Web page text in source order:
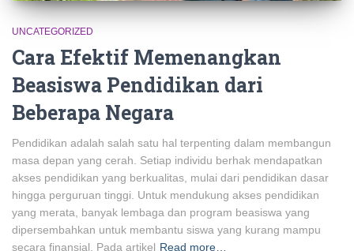
UNCATEGORIZED
Cara Efektif Memenangkan
Beasiswa Pendidikan dari
Beberapa Negara
Pendidikan adalah salah satu hal terpenting dalam membangun
masa depan yang cerah. Setiap individu berhak mendapatkan
akses pendidikan yang berkualitas, mulai dari pendidikan dasar
hingga perguruan tinggi. Untuk mendukung akses pendidikan
yang merata, banyak lembaga dan program beasiswa yang
dipersembahkan untuk membantu siswa yang kurang mampu
secara finansial. Pada artikel Read more…